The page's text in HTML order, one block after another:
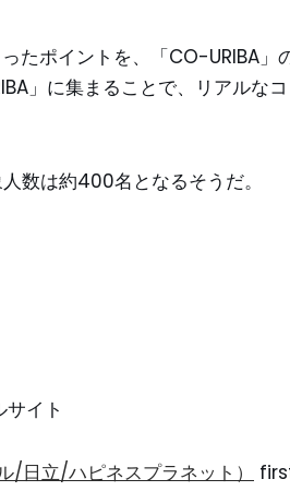
ポイントを、「CO-URIBA」
」に集まることで、リアルなコ
数は約400名となるそうだ。
イト
/日立/ハピネスプラネット）